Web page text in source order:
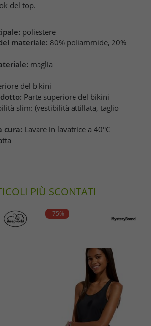
del top.
poliestere
materiale: 80% poliammide, 20%
maglia
del bikini
Parte superiore del bikini
slim: (vestibilità attillata, taglio
cura: Lavare in lavatrice a 40°C
PIÙ SCONTATI
-75%